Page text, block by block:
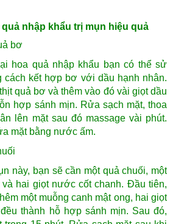
nhập khẩu trị mụn hiệu quả
bơ
hoa quả nhập khẩu bạn có thể sử
cách kết hợp bơ với dầu hạnh nhân.
quả bơ và thêm vào đó vài giọt dầu
hợp sánh mịn. Rửa sạch mặt, thoa
lên mặt sau đó massage vài phút.
mặt bằng nước ấm.
này, bạn sẽ cần một quả chuối, một
và hai giọt nước cốt chanh. Đầu tiên,
một muỗng canh mật ong, hai giọt
thành hỗ hợp sánh mịn. Sau đó,